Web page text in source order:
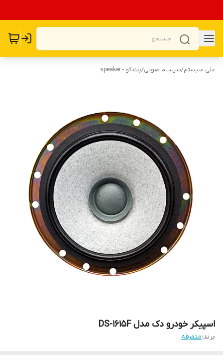
علی سیستم/سیستم صوتی/بلندگو - speaker
اسپیکر خودرو دک مدل DS-1615F
برند:متفرقه